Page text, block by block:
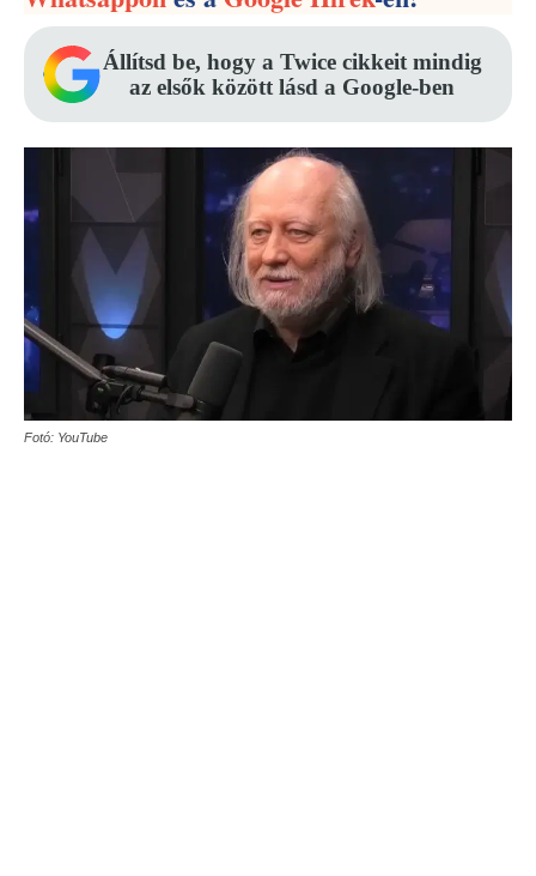
Állítsd be, hogy a Twice cikkeit mindig
az elsők között lásd a Google-ben
Fotó: YouTube